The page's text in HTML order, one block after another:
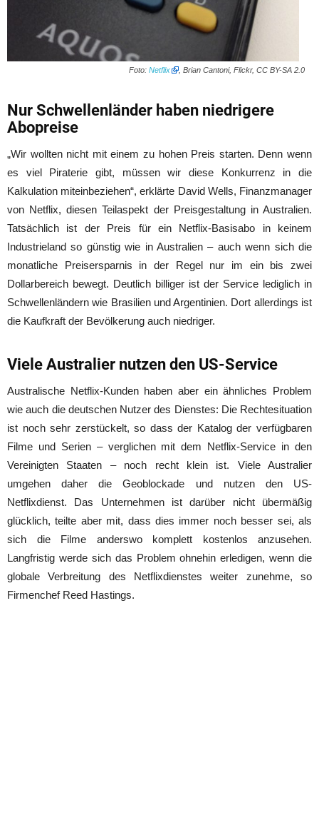
Foto: Netflix , Brian Cantoni, Flickr, CC BY-SA 2.0
Nur Schwellenländer haben niedrigere
Abopreise
„Wir wollten nicht mit einem zu hohen Preis starten. Denn wenn
es viel Piraterie gibt, müssen wir diese Konkurrenz in die
Kalkulation miteinbeziehen“, erklärte David Wells, Finanzmanager
von Netflix, diesen Teilaspekt der Preisgestaltung in Australien.
Tatsächlich ist der Preis für ein Netflix-Basisabo in keinem
Industrieland so günstig wie in Australien – auch wenn sich die
monatliche Preisersparnis in der Regel nur im ein bis zwei
Dollarbereich bewegt. Deutlich billiger ist der Service lediglich in
Schwellenländern wie Brasilien und Argentinien. Dort allerdings ist
die Kaufkraft der Bevölkerung auch niedriger.
Viele Australier nutzen den US-Service
Australische Netflix-Kunden haben aber ein ähnliches Problem
wie auch die deutschen Nutzer des Dienstes: Die Rechtesituation
ist noch sehr zerstückelt, so dass der Katalog der verfügbaren
Filme und Serien – verglichen mit dem Netflix-Service in den
Vereinigten Staaten – noch recht klein ist. Viele Australier
umgehen daher die Geoblockade und nutzen den US-
Netflixdienst. Das Unternehmen ist darüber nicht übermäßig
glücklich, teilte aber mit, dass dies immer noch besser sei, als
sich die Filme anderswo komplett kostenlos anzusehen.
Langfristig werde sich das Problem ohnehin erledigen, wenn die
globale Verbreitung des Netflixdienstes weiter zunehme, so
Firmenchef Reed Hastings.